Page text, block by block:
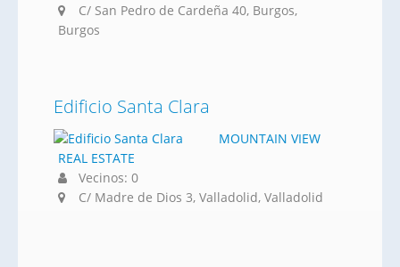
C/ San Pedro de Cardeña 40, Burgos,
Burgos
Edificio Santa Clara
MOUNTAIN VIEW
REAL ESTATE
Vecinos: 0
C/ Madre de Dios 3, Valladolid, Valladolid